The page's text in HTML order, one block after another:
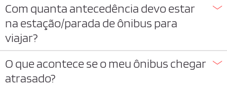
Com quanta antecedência devo estar
na estação/parada de ônibus para
viajar?
O que acontece se o meu ônibus chegar
atrasado?